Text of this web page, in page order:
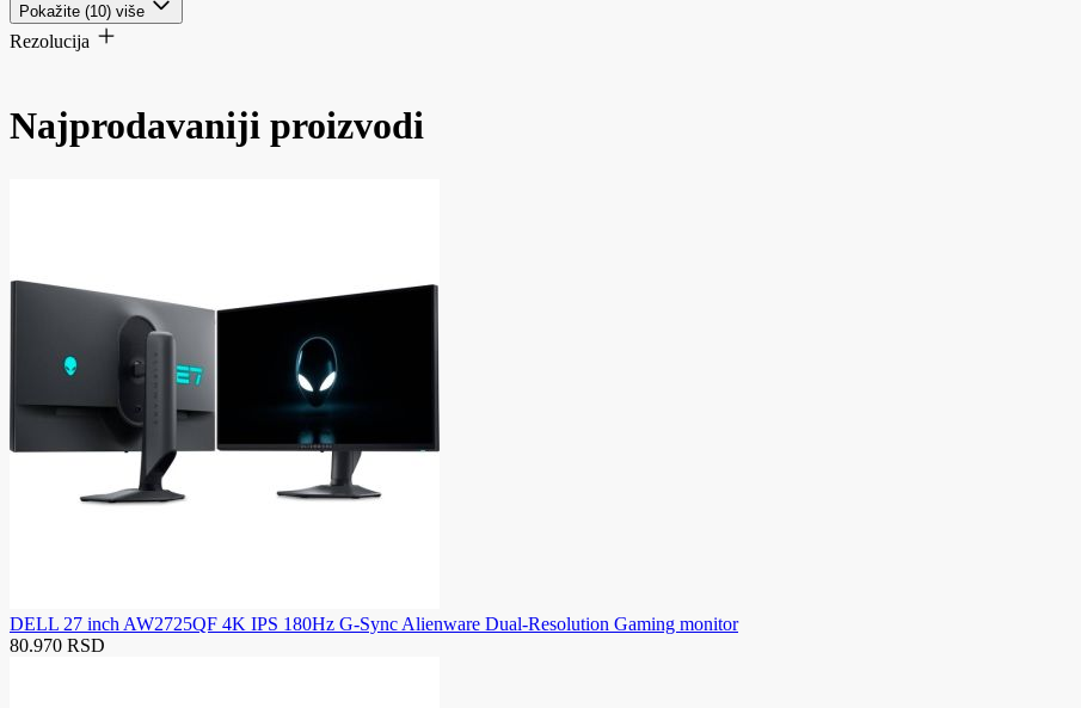
Pokažite (10) više
Rezolucija
Najprodavaniji proizvodi
DELL 27 inch AW2725QF 4K IPS 180Hz G-Sync Alienware Dual-Resolution Gaming monitor
80.970 RSD